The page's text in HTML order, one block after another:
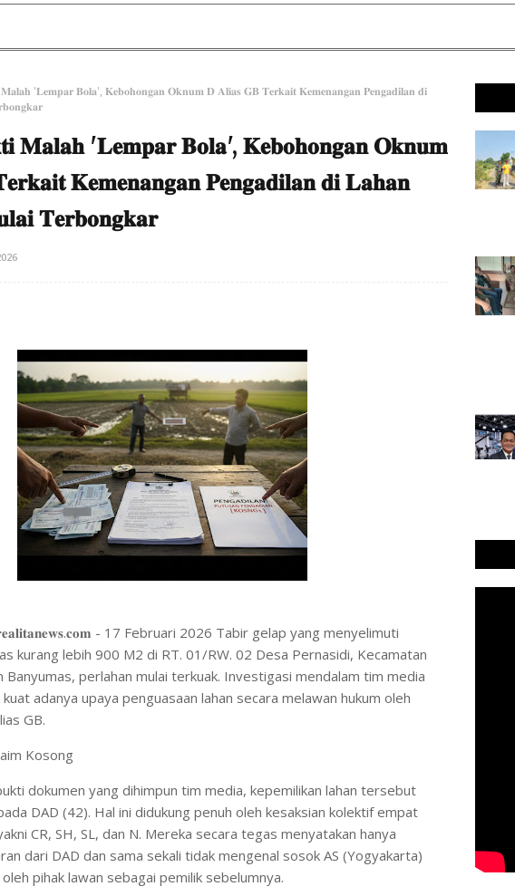
𝐌𝐚𝐥𝐚𝐡 '𝐋𝐞𝐦𝐩𝐚𝐫 𝐁𝐨𝐥𝐚', 𝐊𝐞𝐛𝐨𝐡𝐨𝐧𝐠𝐚𝐧 𝐎𝐤𝐧𝐮𝐦 𝐃 𝐀𝐥𝐢𝐚𝐬 𝐆𝐁 𝐓𝐞𝐫𝐤𝐚𝐢𝐭 𝐊𝐞𝐦𝐞𝐧𝐚𝐧𝐠𝐚𝐧 𝐏𝐞𝐧𝐠𝐚𝐝𝐢𝐥𝐚𝐧 𝐝𝐢
𝐌𝐚𝐥𝐚𝐡 '𝐋𝐞𝐦𝐩𝐚𝐫 𝐁𝐨𝐥𝐚', 𝐊𝐞𝐛𝐨𝐡𝐨𝐧𝐠𝐚𝐧 𝐎𝐤𝐧𝐮𝐦
𝐊𝐞𝐦𝐞𝐧𝐚𝐧𝐠𝐚𝐧 𝐏𝐞𝐧𝐠𝐚𝐝𝐢𝐥𝐚𝐧 𝐝𝐢 𝐋𝐚𝐡𝐚𝐧
𝐓𝐞𝐫𝐛𝐨𝐧𝐠𝐤𝐚𝐫
- 17 Februari 2026 Tabir gelap yang menyelimuti
kurang lebih 900 M2 di RT. 01/RW. 02 Desa Pernasidi, Kecamatan
Banyumas, perlahan mulai terkuak. Investigasi mendalam tim media
adanya upaya penguasaan lahan secara melawan hukum oleh
GB.
Kosong
dokumen yang dihimpun tim media, kepemilikan lahan tersebut
DAD (42). Hal ini didukung penuh oleh kesaksian kolektif empat
CR, SH, SL, dan N. Mereka secara tegas menyatakan hanya
dari DAD dan sama sekali tidak mengenal sosok AS (Yogyakarta)
pihak lawan sebagai pemilik sebelumnya.